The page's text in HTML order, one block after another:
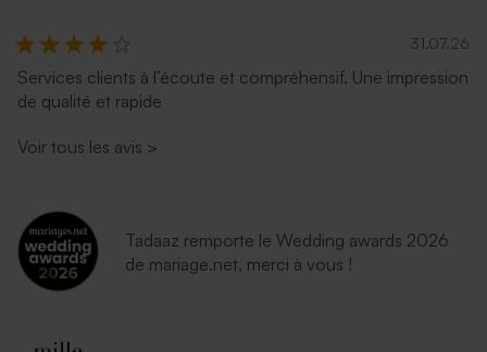
31.07.26
Services clients à l’écoute et compréhensif. Une impression
de qualité et rapide
Voir tous les avis >
Tadaaz remporte le Wedding awards 2026
de mariage.net, merci à vous !